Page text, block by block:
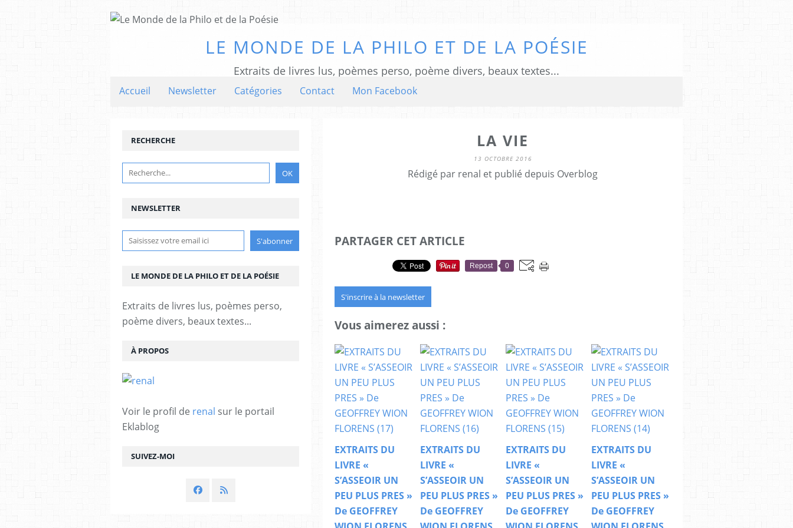
LE MONDE DE LA PHILO ET DE LA POÉSIE
Extraits de livres lus, poèmes perso, poème divers, beaux textes...
Accueil Newsletter Catégories Contact Mon Facebook
LA VIE
13 OCTOBRE 2016
Rédigé par renal et publié depuis Overblog
PARTAGER CET ARTICLE
Repost 0
S'inscrire à la newsletter
Vous aimerez aussi :
EXTRAITS DU
LIVRE «
S’ASSEOIR UN
PEU PLUS PRES »
De GEOFFREY
EXTRAITS DU
LIVRE «
S’ASSEOIR UN
PEU PLUS PRES »
De GEOFFREY
EXTRAITS DU
LIVRE «
S’ASSEOIR UN
PEU PLUS PRES »
De GEOFFREY
EXTRAITS DU
LIVRE «
S’ASSEOIR UN
PEU PLUS PRES »
De GEOFFREY
NEWSLETTER
SUIVEZ-MOI
RECHERCHE
LE MONDE DE LA PHILO ET DE LA POÉSIE
Extraits de livres lus, poèmes perso,
poème divers, beaux textes...
À PROPOS
Voir le profil de renal sur le portail
Eklablog